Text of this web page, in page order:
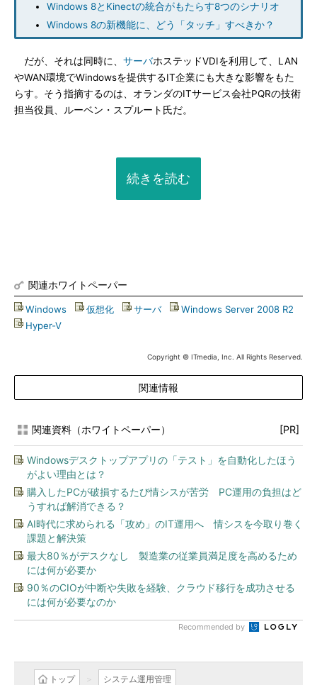
Windows 8とKinectの統合がもたらす8つのシナリオ
Windows 8の新機能に、どう「タッチ」すべきか？
だが、それは同時に、 サーバホステッドVDIを利用して、LAN
やWAN環境でWindowsを提供するIT企業にも大きな影響をもた
らす。そう指摘するのは、オランダのITサービス会社PQRの技術
担当役員、ルーベン・スプルート氏だ。
続きを読む
関連ホワイトペーパー
Windows 仮想化 サーバ| Windows Server 2008 R2
Hyper-V
Copyright © ITmedia, Inc. All Rights Reserved.
関連情報
関連資料（ホワイトペーパー） [PR]
Windowsデスクトップアプリの「テスト」を自動化したほう
がよい理由とは？
購入したPCが破損するたび情シスが苦労 PC運用の負担はど
うすれば解消できる？
AI時代に求められる「攻め」のIT運用へ 情シスを今取り巻く
課題と解決策
最大80％がデスクなし 製造業の従業員満足度を高めるため
には何が必要か
90％のCIOが中断や失敗を経験、クラウド移行を成功させる
には何が必要なのか
Recommended by
トップ システム運用管理